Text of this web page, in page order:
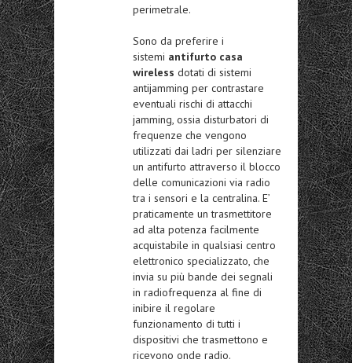
perimetrale.
Sono da preferire i
sistemi antifurto casa
wireless dotati di sistemi
antijamming per contrastare
eventuali rischi di attacchi
jamming, ossia disturbatori di
frequenze che vengono
utilizzati dai ladri per silenziare
un antifurto attraverso il blocco
delle comunicazioni via radio
tra i sensori e la centralina. E’
praticamente un trasmettitore
ad alta potenza facilmente
acquistabile in qualsiasi centro
elettronico specializzato, che
invia su più bande dei segnali
in radiofrequenza al fine di
inibire il regolare
funzionamento di tutti i
dispositivi che trasmettono e
ricevono onde radio.